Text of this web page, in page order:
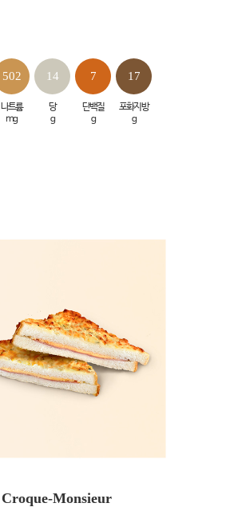
502
나트륨
mg
14
당
g
7
단백질
g
17
포화지방
g
Croque-Monsieur